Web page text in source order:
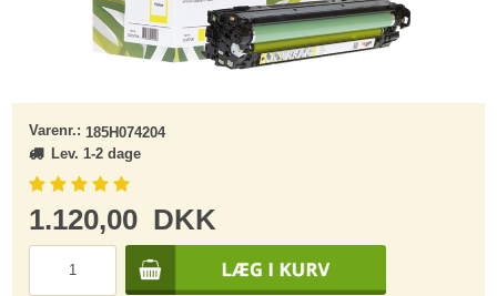
Varenr.: 185H074204
Lev. 1-2 dage
1.120,00 DKK